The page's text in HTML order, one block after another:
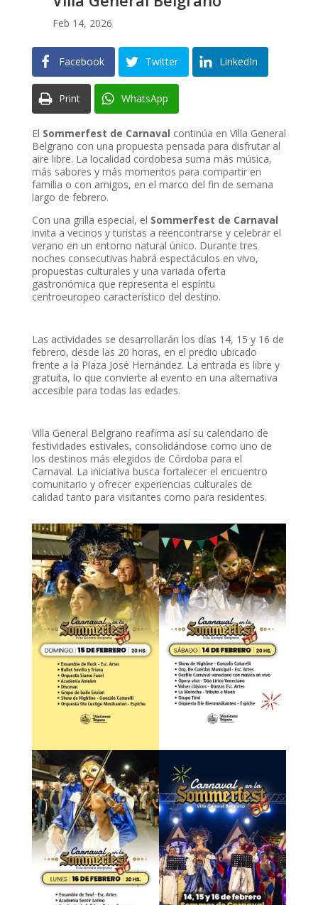
Feb 14, 2026
Facebook Twitter LinkedIn
Print WhatsApp
El Sommerfest de Carnaval continúa en Villa General
Belgrano con una propuesta pensada para disfrutar al
aire libre. La localidad cordobesa suma más música,
más sabores y más momentos para compartir en
familia o con amigos, en el marco del fin de semana
largo de febrero.
Con una grilla especial, el Sommerfest de Carnaval
invita a vecinos y turistas a reencontrarse y celebrar el
verano en un entorno natural único. Durante tres
noches consecutivas habrá espectáculos en vivo,
propuestas culturales y una variada oferta
gastronómica que representa el espíritu
centroeuropeo característico del destino.
Las actividades se desarrollarán los días 14, 15 y 16 de
febrero, desde las 20 horas, en el predio ubicado
frente a la Plaza José Hernández. La entrada es libre y
gratuita, lo que convierte al evento en una alternativa
accesible para todas las edades.
Villa General Belgrano reafirma así su calendario de
festividades estivales, consolidándose como uno de
los destinos más elegidos de Córdoba para el
Carnaval. La iniciativa busca fortalecer el encuentro
comunitario y ofrecer experiencias culturales de
calidad tanto para visitantes como para residentes.